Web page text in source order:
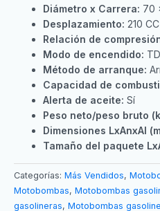
Diámetro x Carrera: 70
Desplazamiento: 210 CC
Relación de
Modo de encendido:
Método de arranque:
Capacidad de
Alerta de aceite: Sí
Peso neto/peso bruto
Dimensiones LxAnxAl
Tamaño del paquete
Categorías: Más Vendidos,
Motobombas, Motobombas
gasolineras, Motobombas